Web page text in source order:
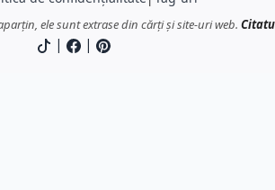
ele sunt extrase din cărți și site-uri web.
| |